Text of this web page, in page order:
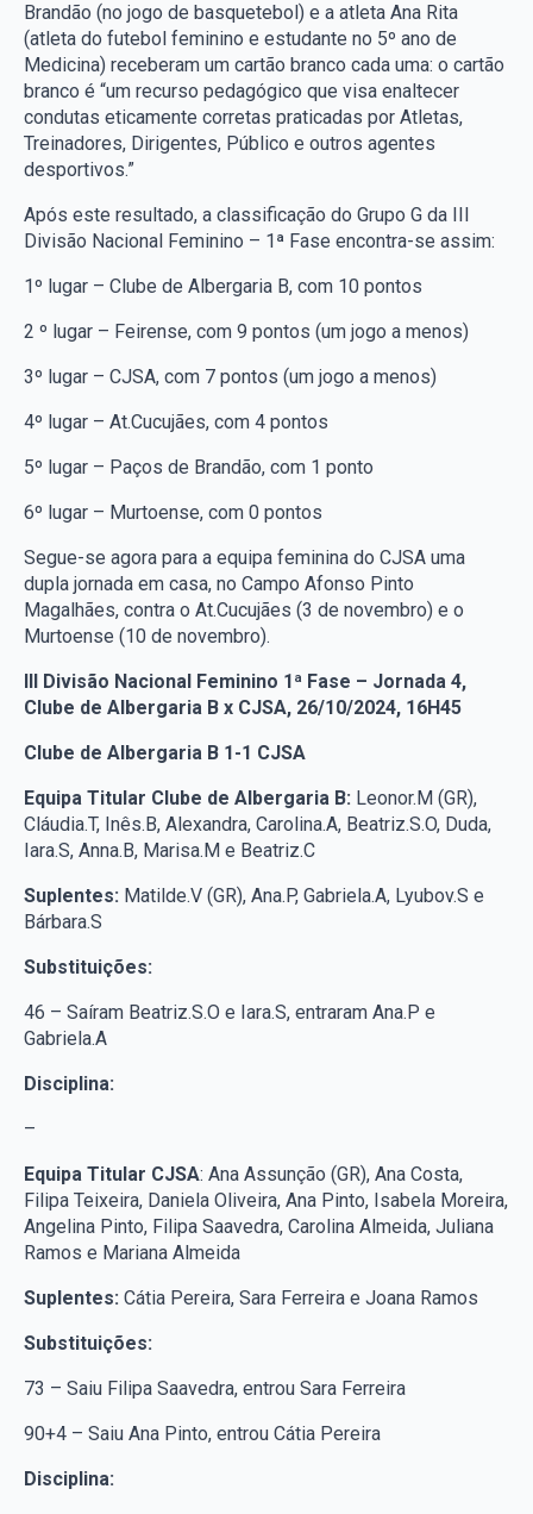
Brandão (no jogo de basquetebol) e a atleta Ana Rita
(atleta do futebol feminino e estudante no 5º ano de
Medicina) receberam um cartão branco cada uma: o cartão
branco é “um recurso pedagógico que visa enaltecer
condutas eticamente corretas praticadas por Atletas,
Treinadores, Dirigentes, Público e outros agentes
desportivos.”
Após este resultado, a classificação do Grupo G da III
Divisão Nacional Feminino – 1ª Fase encontra-se assim:
1º lugar – Clube de Albergaria B, com 10 pontos
2 º lugar – Feirense, com 9 pontos (um jogo a menos)
3º lugar – CJSA, com 7 pontos (um jogo a menos)
4º lugar – At.Cucujães, com 4 pontos
5º lugar – Paços de Brandão, com 1 ponto
6º lugar – Murtoense, com 0 pontos
Segue-se agora para a equipa feminina do CJSA uma
dupla jornada em casa, no Campo Afonso Pinto
Magalhães, contra o At.Cucujães (3 de novembro) e o
Murtoense (10 de novembro).
III Divisão Nacional Feminino 1ª Fase – Jornada 4,
Clube de Albergaria B x CJSA, 26/10/2024, 16H45
Clube de Albergaria B 1-1 CJSA
Equipa Titular Clube de Albergaria B: Leonor.M (GR),
Cláudia.T, Inês.B, Alexandra, Carolina.A, Beatriz.S.O, Duda,
Iara.S, Anna.B, Marisa.M e Beatriz.C
Suplentes: Matilde.V (GR), Ana.P, Gabriela.A, Lyubov.S e
Bárbara.S
Substituições:
46 – Saíram Beatriz.S.O e Iara.S, entraram Ana.P e
Gabriela.A
Disciplina:
–
Equipa Titular CJSA: Ana Assunção (GR), Ana Costa,
Filipa Teixeira, Daniela Oliveira, Ana Pinto, Isabela Moreira,
Angelina Pinto, Filipa Saavedra, Carolina Almeida, Juliana
Ramos e Mariana Almeida
Suplentes: Cátia Pereira, Sara Ferreira e Joana Ramos
Substituições:
73 – Saiu Filipa Saavedra, entrou Sara Ferreira
90+4 – Saiu Ana Pinto, entrou Cátia Pereira
Disciplina: